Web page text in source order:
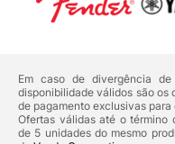
Em caso de divergência
disponibilidade válidos são os
de pagamento exclusivas
Ofertas válidas até o término
de 5 unidades do mesmo